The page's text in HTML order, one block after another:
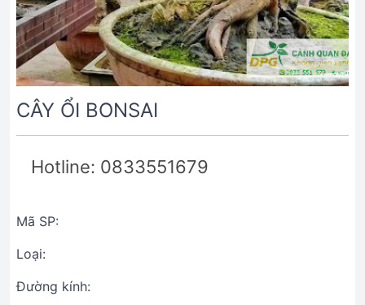
CÂY ỔI BONSAI
Hotline: 0833551679
Mã SP:
Loại:
Đường kính: